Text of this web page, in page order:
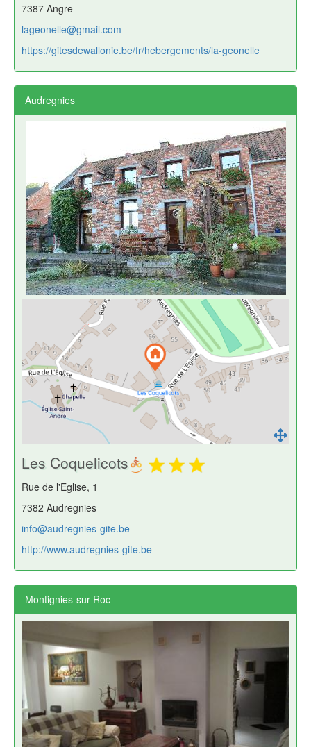
7387 Angre
lageonelle@gmail.com
https://gitesdewallonie.be/fr/hebergements/la-geonelle
Audregnies
Les Coquelicots
Rue de l'Eglise, 1
7382 Audregnies
info@audregnies-gite.be
http://www.audregnies-gite.be
Montignies-sur-Roc